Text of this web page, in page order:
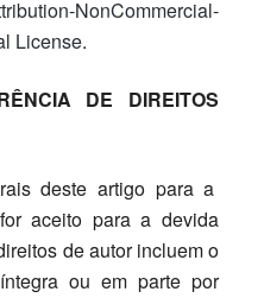
NonCommercial-
License.
DE DIREITOS
deste artigo para a
aceito para a devida
de autor incluem o
ou em parte por